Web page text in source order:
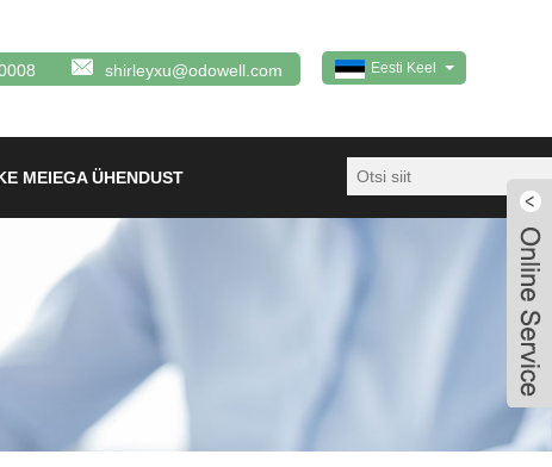
Eesti Keel
shirleyxu@odowell.com
MEIEGA ÜHENDUST